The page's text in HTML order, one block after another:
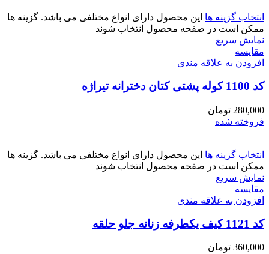
انتخاب گزینه ها این محصول دارای انواع مختلفی می باشد. گزینه ها
ممکن است در صفحه محصول انتخاب شوند
نمایش سریع
مقايسه
افزودن به علاقه مندی
کد 1100 کوله پشتی کتان دخترانه تیراژه
280,000 تومان
فروخته شده
انتخاب گزینه ها این محصول دارای انواع مختلفی می باشد. گزینه ها
ممکن است در صفحه محصول انتخاب شوند
نمایش سریع
مقايسه
افزودن به علاقه مندی
کد 1121 کیف یکطرفه زنانه جلو حلقه
360,000 تومان